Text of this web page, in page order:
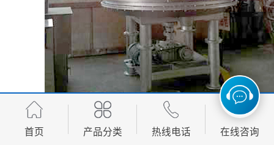
首页 产品分类 热线电话 在线咨询